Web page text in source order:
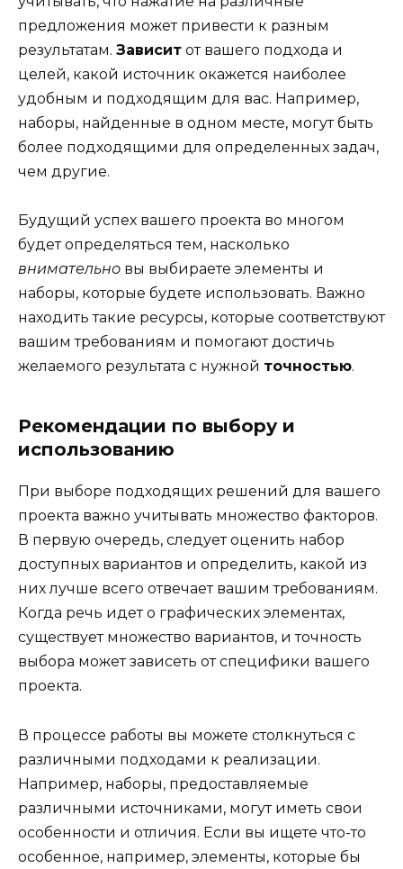
предложения может привести к разным
результатам. Зависит от вашего подхода и
целей, какой источник окажется наиболее
удобным и подходящим для вас. Например,
наборы, найденные в одном месте, могут быть
более подходящими для определенных задач,
чем другие.
Будущий успех вашего проекта во многом
будет определяться тем, насколько
внимательно вы выбираете элементы и
наборы, которые будете использовать. Важно
находить такие ресурсы, которые соответствуют
вашим требованиям и помогают достичь
желаемого результата с нужной точностью.
Рекомендации по выбору и
использованию
При выборе подходящих решений для вашего
проекта важно учитывать множество факторов.
В первую очередь, следует оценить набор
доступных вариантов и определить, какой из
них лучше всего отвечает вашим требованиям.
Когда речь идет о графических элементах,
существует множество вариантов, и точность
выбора может зависеть от специфики вашего
проекта.
В процессе работы вы можете столкнуться с
различными подходами к реализации.
Например, наборы, предоставляемые
различными источниками, могут иметь свои
особенности и отличия. Если вы ищете что-то
особенное, например, элементы, которые бы